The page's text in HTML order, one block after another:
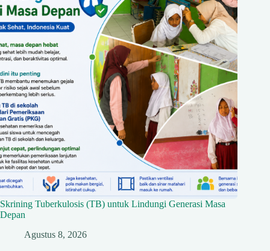
Skrining Tuberkulosis (TB) untuk Lindungi Generasi Masa
Depan
Agustus 8, 2026